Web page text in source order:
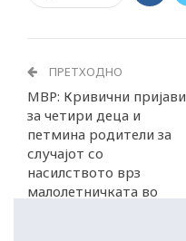
ПРЕТХОДНО
МВР: Кривични пријави
за четири деца и
петмина родители за
случајот со
насилството врз
малолетничката во